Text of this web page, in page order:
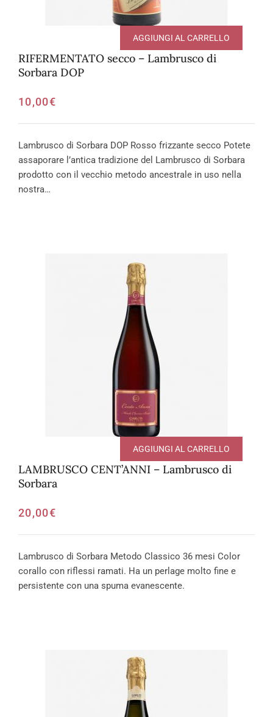
RIFERMENTATO secco – Lambrusco di
Sorbara DOP
10,00€
AGGIUNGI AL CARRELLO
Lambrusco di Sorbara DOP Rosso frizzante secco Potete
assaporare l’antica tradizione del Lambrusco di Sorbara
prodotto con il vecchio metodo ancestrale in uso nella
nostra…
LAMBRUSCO CENT’ANNI – Lambrusco di
Sorbara
20,00€
AGGIUNGI AL CARRELLO
Lambrusco di Sorbara Metodo Classico 36 mesi Color
corallo con riflessi ramati. Ha un perlage molto fine e
persistente con una spuma evanescente.